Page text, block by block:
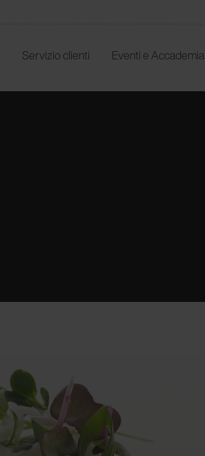
Servizio clienti Eventi e Accademia